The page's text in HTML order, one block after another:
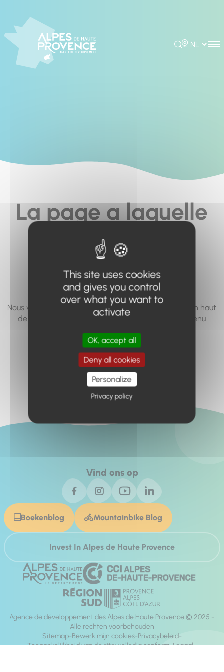
Rechercher
Choisir la
La page a laquelle
vous cherchez à
accéder n'existe
pas... ou plus.
Nous vous invitons à utiliser le moteur de recherche en haut
de page, ou à utiliser le menu pour trouver le contenu
Retour à l'accueil
Vind ons op
Boekenblog Mountainbike Blog
Invest In Alpes de Haute Provence
Agence de développement des Alpes de Haute Provence © 2025 -
Alle rechten voorbehouden
Sitemap Bewerk mijn cookies Privacybeleid
Toegankelijkheid van de site: volledig conform Legaal
This site uses cookies
and gives you control
over what you want to
activate
OK, accept all
Deny all cookies
Personalize
Privacy policy